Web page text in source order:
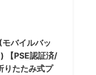
バイルバッ
【PSE認証済/
りたたみ式プ